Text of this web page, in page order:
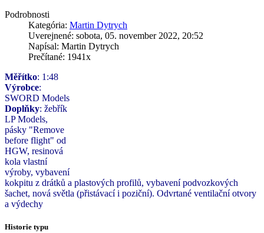
Podrobnosti
Kategória: Martin Dytrych
Uverejnené: sobota, 05. november 2022, 20:52
Napísal: Martin Dytrych
Prečítané: 1941x
Měřítko: 1:48
Výrobce:
SWORD Models
Doplňky: žebřík
LP Models,
pásky "Remove
before flight" od
HGW, resinová
kola vlastní
výroby, vybavení
kokpitu z drátků a plastových profilů, vybavení podvozkových
šachet, nová světla (přistávací i poziční). Odvrtané ventilační otvory
a výdechy
Historie typu